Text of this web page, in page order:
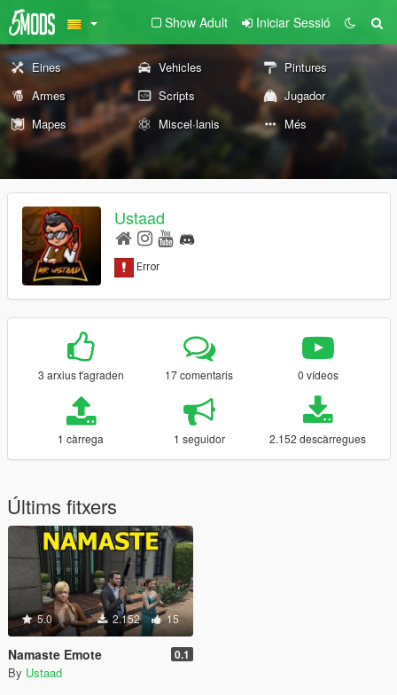
Show Adult Iniciar Sessió
Eines Vehicles
Pintures
Armes
Scripts
Jugador
Mapes
Miscel·lanis Més
Ustaad
3 arxius t'agraden 17 comentaris 0 vídeos
1 càrrega 1 seguidor 2.152 descàrregues
Últims fitxers
5.0 2.152 15
Namaste Emote 0.1
By Ustaad